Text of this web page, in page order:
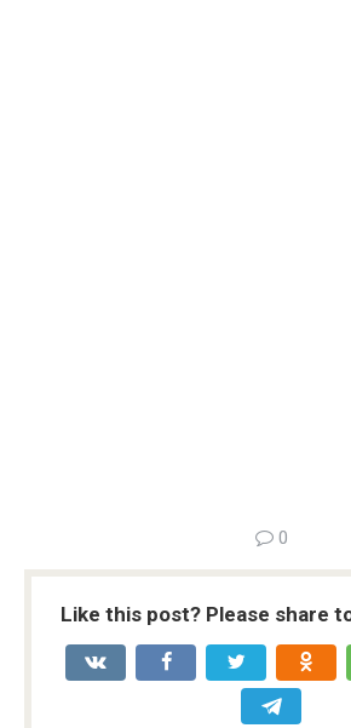
0
Like this post? Please share